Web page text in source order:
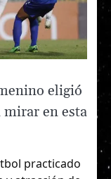
eligió
mirar en esta
practicado